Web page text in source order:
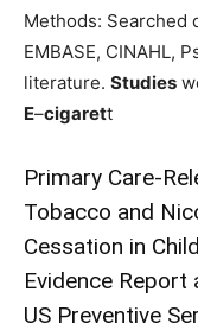
Methods: Searched
EMBASE, CINAHL,
literature. Studies
E–cigarett
Primary Care-
Tobacco and
Cessation in
Evidence
US Preventive